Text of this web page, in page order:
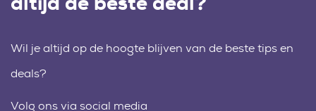
Wil je altijd op de hoogte blijven van de beste tips en
deals?
Volg ons via social media